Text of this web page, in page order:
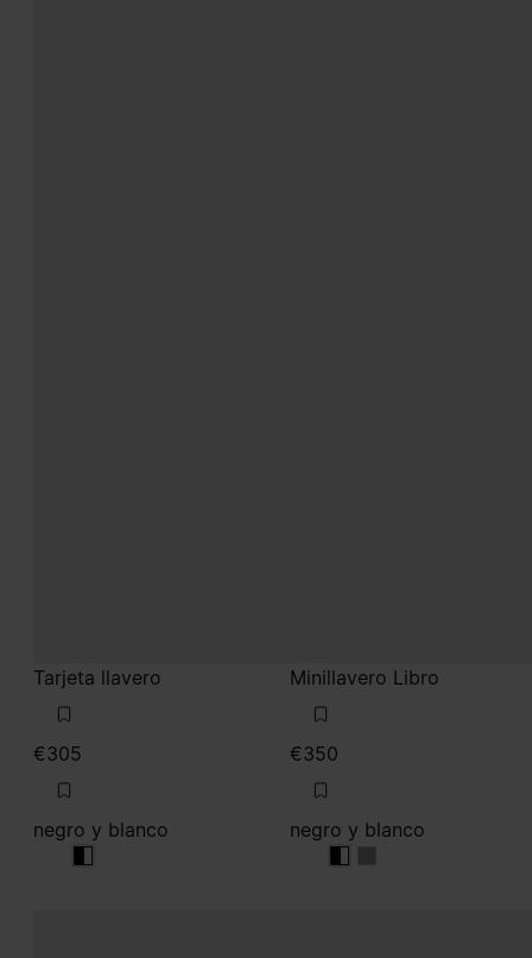
Tarjeta llavero
€305
negro y blanco
negro y blanco
negro y blanco
Minillavero Libro
€350
negro y blanco
negro y blanco
negro y blanco
negro y blanco